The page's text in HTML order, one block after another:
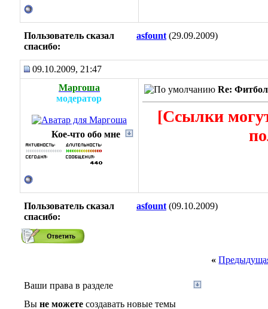
Пользователь сказал
cпасибо:
asfount (29.09.2009)
09.10.2009, 21:47
Маргоша
модератор
Кое-что обо мне
Re: Фитбол
[Ссылки
Пользователь сказал
cпасибо:
asfount (09.10.2009)
«
Ваши права в разделе
Вы не можете создавать новые темы